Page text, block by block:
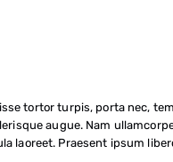
tortor turpis, porta nec,
augue. Nam
laoreet. Praesent ipsum